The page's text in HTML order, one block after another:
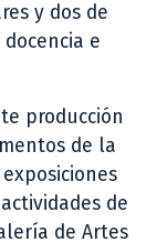
y dos de
e
producción
de la
de
de Artes